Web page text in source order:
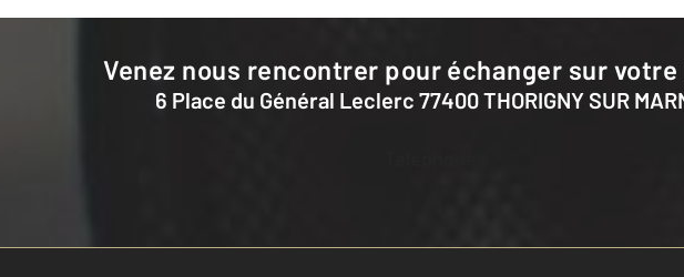
Venez nous rencontrer pour échanger sur
6 Place du Général Leclerc 77400 THORIGNY SUR